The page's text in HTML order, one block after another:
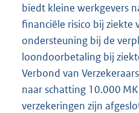
biedt kleine werkgevers
financiële risico bij ziekte
ondersteuning bij de
loondoorbetaling bij
Verbond van
naar schatting 10.000
verzekeringen zijn